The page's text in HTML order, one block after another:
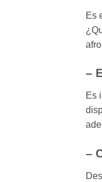
Es
–
Es
–